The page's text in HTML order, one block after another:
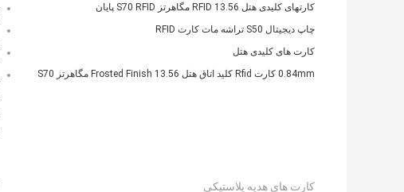
کارتهای کلیدی هتل RFID 13.56 مگاهرتز S70 RFID پایان
چاپ دیجیتال S50 تراشه مات کارت RFID
کارت های کلیدی هتل
0.84mm کارت Rfid کلید اتاق هتل Frosted Finish 13.56 مگاهرتز S70
کارت های هدیه پلاستیکی